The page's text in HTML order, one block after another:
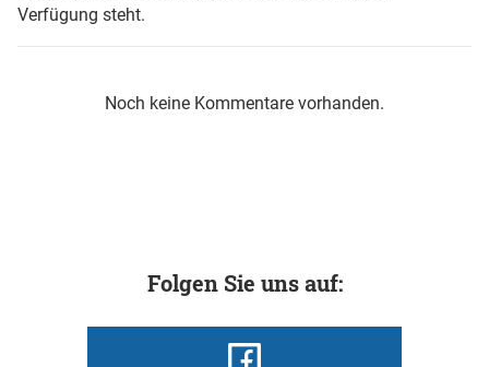
Verfügung steht.
Noch keine Kommentare vorhanden.
Folgen Sie uns auf: